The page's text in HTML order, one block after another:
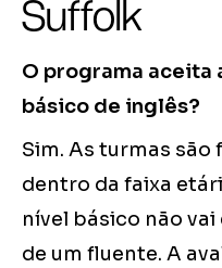
Suffolk
O programa aceita
básico de inglês?
Sim. As turmas
dentro da faixa
nível básico não
de um fluente. A